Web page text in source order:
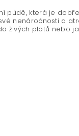
půdě, která je
nenáročnosti a
živých plotů nebo